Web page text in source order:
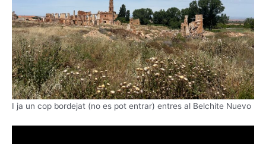
I ja un cop bordejat (no es pot entrar) entres al Belchite Nuevo